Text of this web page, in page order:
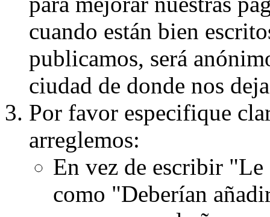
cuando están bien
publicamos, será
ciudad de donde nos
Por favor especifique
arreglemos:
En vez de escribir
como "Deberían